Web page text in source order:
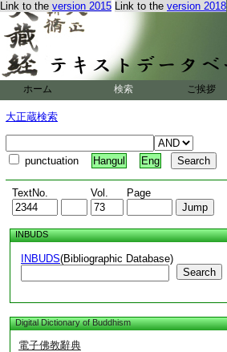
Link to the version 2015 Link to the version 2018
ホーム 検索 ご挨拶
大正蔵検索
punctuation Hangul Eng
TextNo. Vol. Page
INBUDS
INBUDS(Bibliographic Database)
Search
Digital Dictionary of Buddhism
電子佛教辭典